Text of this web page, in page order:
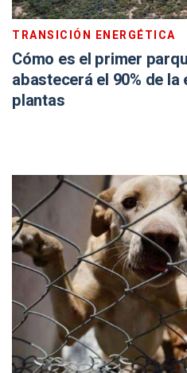
TRANSICIÓN ENERGÉTICA
Cómo es el primer
abastecerá el 90% de
plantas